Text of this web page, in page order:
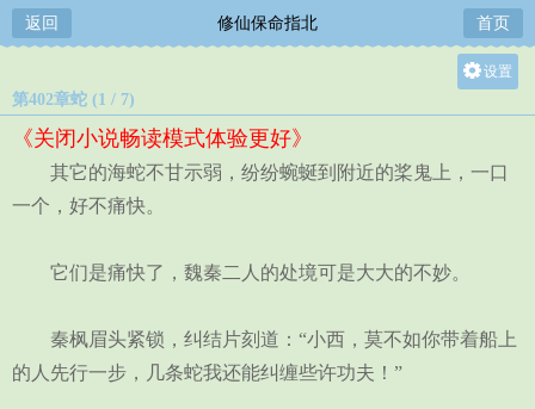
返回 修仙保命指北 首页
设置
中
第402章蛇 (1 / 7)
《关闭小说畅读模式体验更好》
其它的海蛇不甘示弱，纷纷蜿蜒到附近的桨鬼上，一口
一个，好不痛快。
它们是痛快了，魏秦二人的处境可是大大的不妙。
秦枫眉头紧锁，纠结片刻道：“小西，莫不如你带着船上
的人先行一步，几条蛇我还能纠缠些许功夫！”